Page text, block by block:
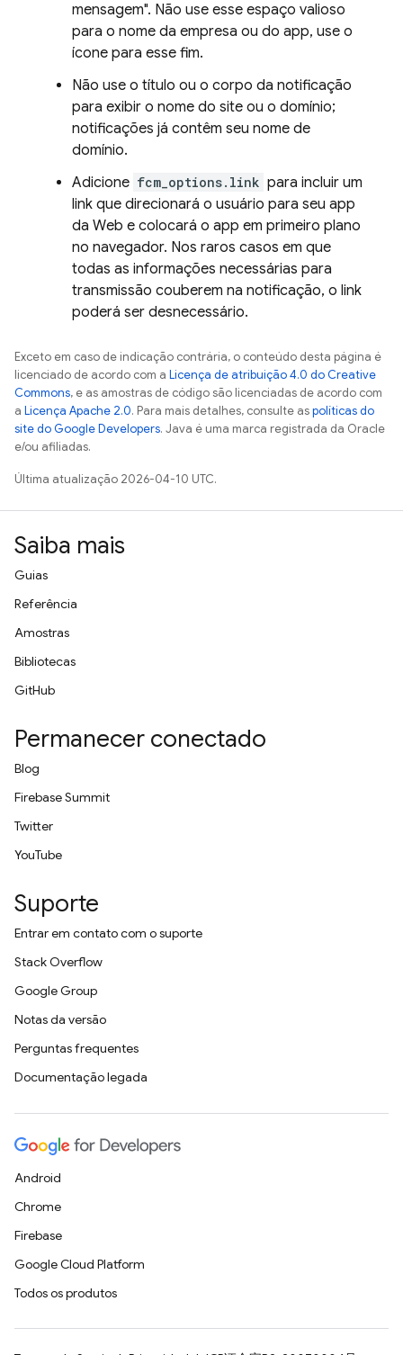
mensagem". Não use esse espaço valioso
para o nome da empresa ou do app, use o
ícone para esse fim.
Não use o título ou o corpo da notificação
para exibir o nome do site ou o domínio;
notificações já contêm seu nome de
domínio.
Adicione fcm_options.link para incluir um
link que direcionará o usuário para seu app
da Web e colocará o app em primeiro plano
no navegador. Nos raros casos em que
todas as informações necessárias para
transmissão couberem na notificação, o link
poderá ser desnecessário.
Exceto em caso de indicação contrária, o conteúdo desta página é
licenciado de acordo com a Licença de atribuição 4.0 do Creative
Commons, e as amostras de código são licenciadas de acordo com
a Licença Apache 2.0. Para mais detalhes, consulte aspolíticas do
site do Google Developers. Java é uma marca registrada da Oracle
e/ou afiliadas.
Última atualização 2026-04-10 UTC.
Saiba mais
Guias
Referência
Amostras
Bibliotecas
GitHub
Permanecer conectado
Blog
Firebase Summit
Twitter
YouTube
Suporte
Entrar em contato com o suporte
Stack Overflow
Google Group
Notas da versão
Perguntas frequentes
Documentação legada
Android
Chrome
Firebase
Google Cloud Platform
Todos os produtos